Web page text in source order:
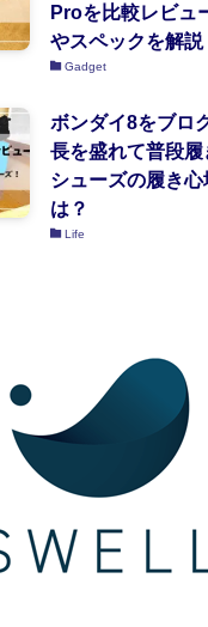
Proを比較レビュ
やスペックを解説
Gadget
ボンダイ8をブロ
長を盛れて普段
シューズの履き
は？
Life